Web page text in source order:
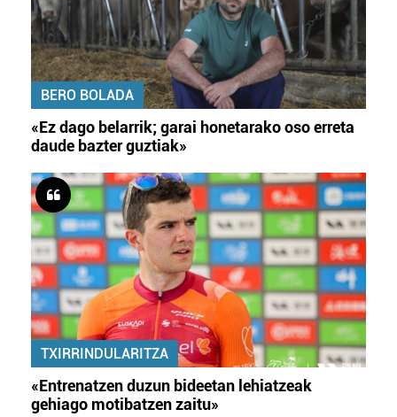
BERO BOLADA
«Ez dago belarrik; garai honetarako oso erreta
daude bazter guztiak»
TXIRRINDULARITZA
«Entrenatzen duzun bideetan lehiatzeak
gehiago motibatzen zaitu»